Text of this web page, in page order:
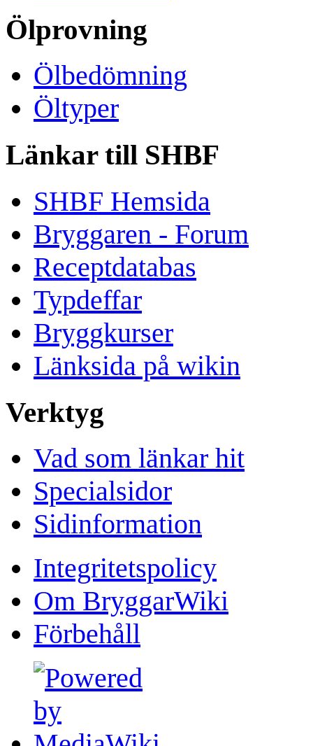
Ölprovning
Ölbedömning
Öltyper
Länkar till SHBF
SHBF Hemsida
Bryggaren - Forum
Receptdatabas
Typdeffar
Bryggkurser
Länksida på wikin
Verktyg
Vad som länkar hit
Specialsidor
Sidinformation
Integritetspolicy
Om BryggarWiki
Förbehåll